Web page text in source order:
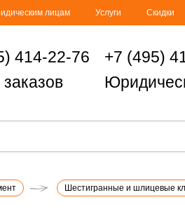
лицам Услуги Скидки
414-22-76
+7 (495)
Шестигранные и шлицевые